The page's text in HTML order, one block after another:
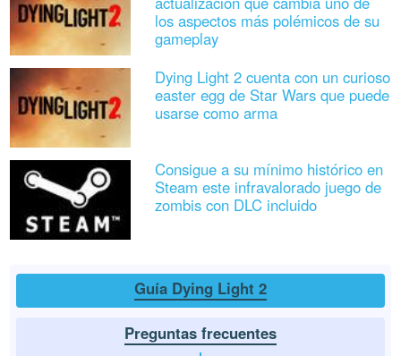
los aspectos más polémicos de su
gameplay
Dying Light 2 cuenta con un curioso
easter egg de Star Wars que puede
usarse como arma
Consigue a su mínimo histórico en
Steam este infravalorado juego de
zombis con DLC incluido
Guía Dying Light 2
Preguntas frecuentes